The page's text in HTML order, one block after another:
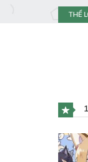
THỂ